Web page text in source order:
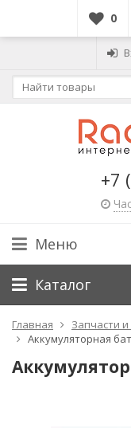
0
+7
Меню
Каталог
Главная Запчасти
Аккумуляторная